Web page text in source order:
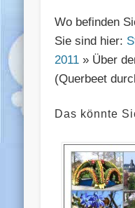
Wo befinden
Sie sind hier:
2011 » Über
(Querbeet
Das könnte